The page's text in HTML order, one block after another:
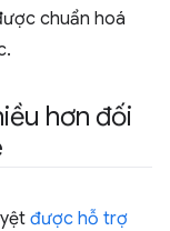
chuẩn hoá
hơn đối
được hỗ trợ